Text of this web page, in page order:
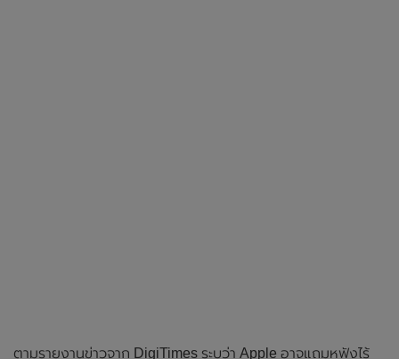
ตามรายงานข่าวจาก DigiTimes ระบุว่า Apple อาจแถมหูฟังไร้